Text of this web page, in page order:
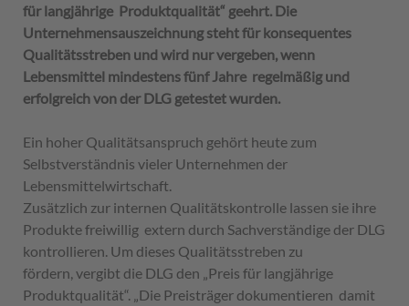
für langjährige Produktqualität“ geehrt. Die
Unternehmensauszeichnung steht für konsequentes
Qualitätsstreben und wird nur vergeben, wenn
Lebensmittel mindestens fünf Jahre regelmäßig und
erfolgreich von der DLG getestet wurden.
Ein hoher Qualitätsanspruch gehört heute zum
Selbstverständnis vieler Unternehmen der
Lebensmittelwirtschaft.
Zusätzlich zur internen Qualitätskontrolle lassen sie ihre
Produkte freiwillig extern durch Sachverständige der DLG
kontrollieren. Um dieses Qualitätsstreben zu
fördern, vergibt die DLG den „Preis für langjährige
Produktqualität“. „Die Preisträger dokumentieren damit